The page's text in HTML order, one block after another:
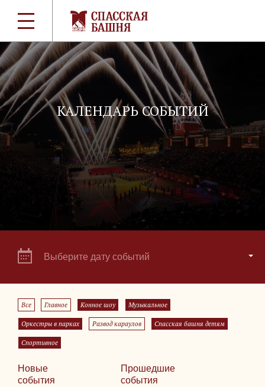
КАЛЕНДАРЬ СОБЫТИЙ
Выберите дату событий
Все Главное Конное шоу Музыкальное
Оркестры в парках Развод караулов Спасская башня детям
Спортивное
Новые
события
Прошедшие
события